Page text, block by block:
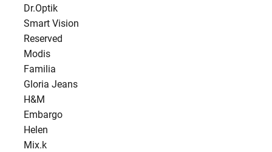
Dr.Optik
Smart Vision
Reserved
Modis
Familia
Gloria Jeans
H&M
Embargo
Helen
Mix.k